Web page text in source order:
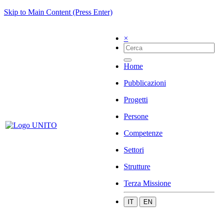
Skip to Main Content (Press Enter)
×
Home
Pubblicazioni
Progetti
Persone
Competenze
Settori
Strutture
Terza Missione
IT EN